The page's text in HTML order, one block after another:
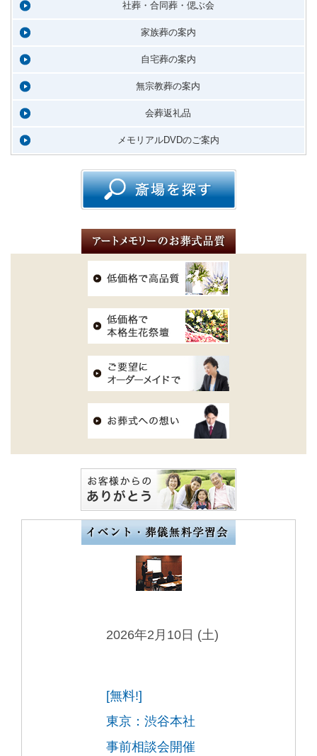
社葬・合同葬・偲ぶ会
家族葬の案内
自宅葬の案内
無宗教葬の案内
会葬返礼品
メモリアルDVDのご案内
2026年2月10日 (土)
[無料!]
東京：渋谷本社
事前相談会開催